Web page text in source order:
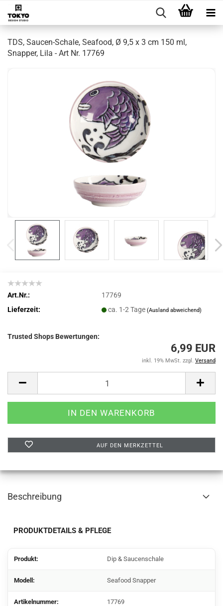
TDS, Saucen-Schale, Seafood, Ø 9,5 x 3 cm 150 ml,
Snapper, Lila - Art Nr. 17769
Art.Nr.:
17769
Lieferzeit:
ca. 1-2 Tage(Ausland abweichend)
Trusted Shops Bewertungen:
6,99 EUR
inkl. 19% MwSt. zzgl. Versand
AUF DEN MERKZETTEL
Beschreibung
PRODUKTDETAILS & PFLEGE
Produkt: Dip & Saucenschale
Modell: Seafood Snapper
Artikelnummer: 17769